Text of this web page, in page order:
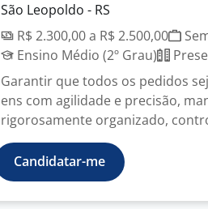
São Leopoldo - RS
R$ 2.300,00 a R$ 2.500,00
Ensino Médio (2º Grau)
Garantir que todos os pedidos
ens com agilidade e precisão,
rigorosamente organizado,
Candidatar-me